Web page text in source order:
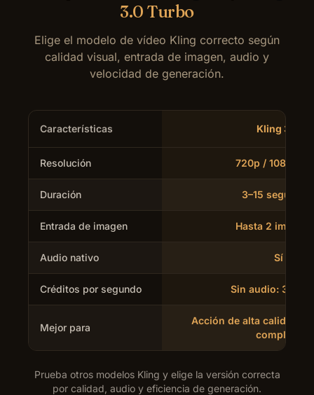
3.0 Turbo
Elige el modelo de vídeo Kling correcto según
calidad visual, entrada de imagen, audio y
velocidad de generación.
Características Kling 3.0
Resolución 720p / 1080p /
Duración 3–15 segundos
Entrada de imagen Hasta 2
Audio nativo Sí
Créditos por segundo Sin audio: 31/41/
Mejor para
Acción de alta calidad y
completa
Prueba otros modelos Kling y elige la versión correcta
por calidad, audio y eficiencia de generación.